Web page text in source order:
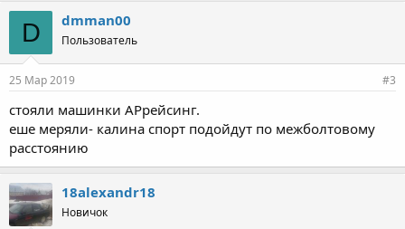
D dmman00
Пользователь
25 Мар 2019 #3
стояли машинки АРрейсинг.
еше меряли- калина спорт подойдут по межболтовому
расстоянию
18alexandr18
Новичок